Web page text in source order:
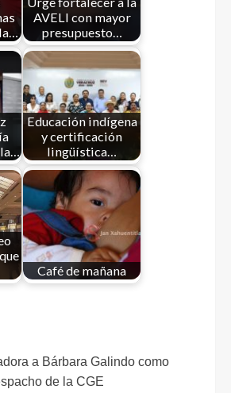
AVELI con mayor
presupuesto…
Educación indígena
y certificación
lingüística…
Café de mañana
a Bárbara Galindo como
de la CGE